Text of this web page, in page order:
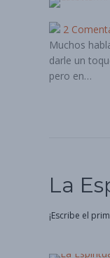
2
Muchos
darle un
pero en…
La
¡Escribe el